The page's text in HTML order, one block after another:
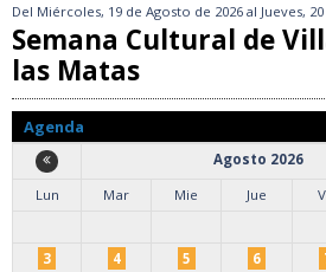
Del Miércoles, 19 de Agosto de 2026 al Jueves,
Semana Cultural de
las Matas
Agenda
Agosto 2026
Lun
Mar Mie Jue
3
4 5 6